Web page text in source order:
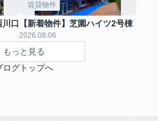
川口
賃貸物件
【新着物件】芝園ハイツ2号棟
2026.08.06
もっと見る
ログトップへ